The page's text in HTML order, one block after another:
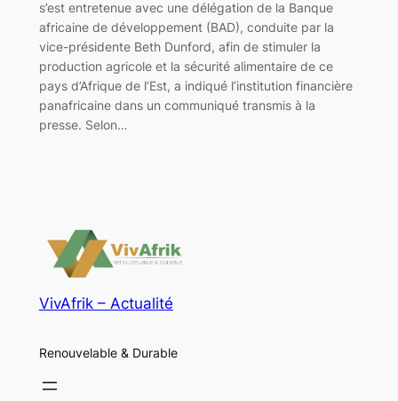
s’est entretenue avec une délégation de la Banque
africaine de développement (BAD), conduite par la
vice-présidente Beth Dunford, afin de stimuler la
production agricole et la sécurité alimentaire de ce
pays d’Afrique de l’Est, a indiqué l’institution financière
panafricaine dans un communiqué transmis à la
presse. Selon…
VivAfrik – Actualité
Renouvelable & Durable